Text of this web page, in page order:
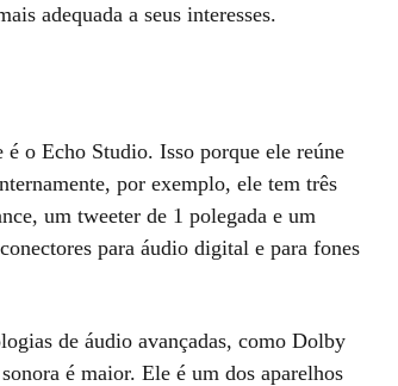
adequada a seus interesses.
o Echo Studio. Isso porque ele reúne
por exemplo, ele tem três
um tweeter de 1 polegada e um
para áudio digital e para fones
de áudio avançadas, como Dolby
é maior. Ele é um dos aparelhos